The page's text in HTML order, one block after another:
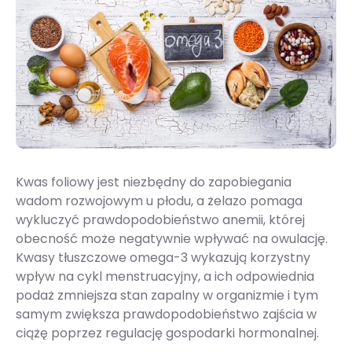
Kwas foliowy jest niezbędny do zapobiegania
wadom rozwojowym u płodu, a żelazo pomaga
wykluczyć prawdopodobieństwo anemii, której
obecność może negatywnie wpływać na owulację.
Kwasy tłuszczowe omega-3 wykazują korzystny
wpływ na cykl menstruacyjny, a ich odpowiednia
podaż zmniejsza stan zapalny w organizmie i tym
samym zwiększa prawdopodobieństwo zajścia w
ciążę poprzez regulację gospodarki hormonalnej.